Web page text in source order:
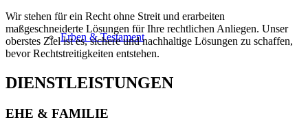
Erben & Testament
Wir stehen für ein Recht ohne Streit und erarbeiten
maßgeschneiderte Lösungen für Ihre rechtlichen Anliegen. Unser
oberstes Ziel ist es, sichere und nachhaltige Lösungen zu schaffen,
bevor Rechtstreitigkeiten entstehen.
DIENSTLEISTUNGEN
EHE & FAMILIE